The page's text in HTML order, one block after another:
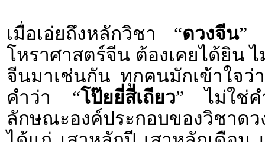
เมื่อเอ่ยถึงหลักวิชา “ดวงจีน”
โหราศาสตร์จีน ต้องเคยได้ยิน
จีนมาเช่นกัน ทุกคนมักเข้าใจ
คำว่า “โป๊ยยี่สี่เถียว” ไม่ใช่ค
ลักษณะองค์ประกอบของวิชาด